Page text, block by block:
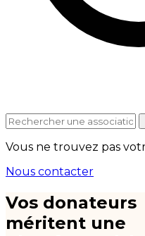
Vous ne trouvez pas
Nous contacter
Vos donateurs
méritent une